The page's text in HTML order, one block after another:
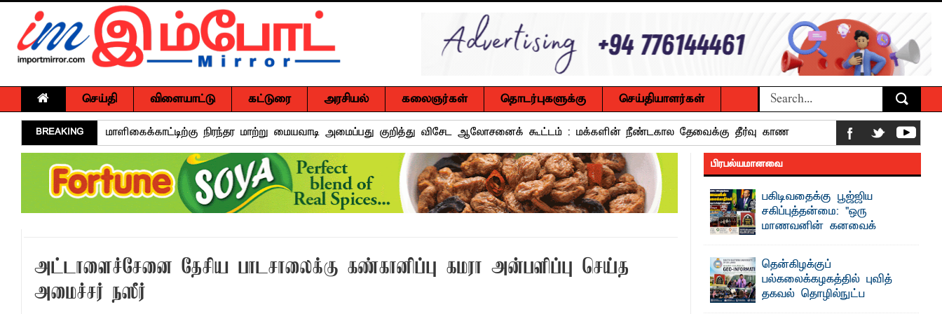
செய்தி விளையாட்டு கட்டுரை அரசியல் கலைஞர்கள் தொடர்புகளுக்கு செய்தியாளர்கள்
BREAKING
மாளிகைக்காட்டிற்கு நிரந்தர மாற்று மையவாடி அமைப்பது குறித்து விசேட ஆலோசனைக் கூட்டம் : மக்களின் நீண்டகால தேவைக்கு தீர்வு காண
ஒருமித்த நடவடிக்கைக்கு முஸ்தீபு
வவுனியாவில் சர்வதேச சகோதரிகள் தினம்!
பகிடிவதைக்கு பூஜ்ஜிய சகிப்புத்தன்மை: "ஒரு மாணவனின் கனவைக் கலைக்காதீர்கள்" – தென்கிழக்குப் பல்கலைக்கழக உபவேந்தர் வலியுறுத்தல்
NGO சட்டமூலத்திற்கு எதிராக பாராளுமன்ற உறுப்பினர்கள் வாக்களிக்க வேண்டும் – மனித உரிமைகள் செயற்பாட்டாளர் அருட்பணி லூக்ஜோன்
வேண்டுகோள்
அக்கரைப்பற்று பொலிஸ் பிரிவில் அதிரடிப் போக்குவரத்துச் சோதனை- 187 வழக்குகள் பதிவு, 23 மோட்டார் சைக்கிள்கள் பறிமுதல்
அட்டாளைச்சேனை தேசிய பாடசாலைக்கு கண்கானிப்பு கமரா அன்பளிப்பு செய்த
அமைச்சர் நஸீர்
பிரபல்யமானவை
பகிடிவதைக்கு பூஜ்ஜிய
சகிப்புத்தன்மை: "ஒரு
மாணவனின் கனவைக்
கலைக்காதீர்கள்" –
தென்கிழக்குப் பல்கலைக்கழக உபவேந்தர்
வலியுறுத்தல்
"ஒ ரு மாணவனின் அல்லது மாணவியின்
கனவு என்னால் கலைக்கப்படாது" என்ற
தென்கிழக்குப்
பல்கலைக்கழகத்தில் புவித்
தகவல் தொழில்நுட்ப